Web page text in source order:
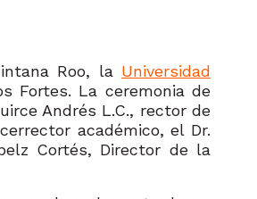
Roo, la Universidad
Fortes. La ceremonia de
Andrés L.C., rector de
académico, el Dr.
Cortés, Director de la